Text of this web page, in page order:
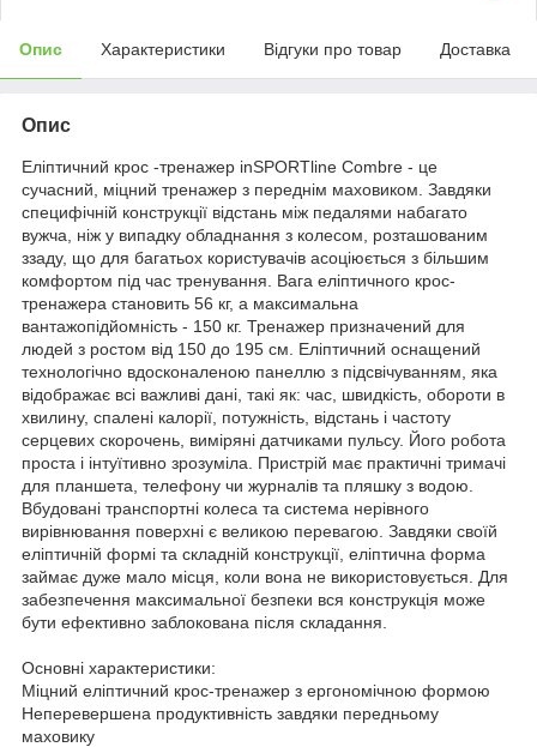
Опис Характеристики Відгуки про товар Доставка
Опис
Еліптичний крос -тренажер inSPORTline Combre - це
сучасний, міцний тренажер з переднім маховиком. Завдяки
специфічній конструкції відстань між педалями набагато
вужча, ніж у випадку обладнання з колесом, розташованим
ззаду, що для багатьох користувачів асоціюється з більшим
комфортом під час тренування. Вага еліптичного крос-
тренажера становить 56 кг, а максимальна
вантажопідйомність - 150 кг. Тренажер призначений для
людей з ростом від 150 до 195 см. Еліптичний оснащений
технологічно вдосконаленою панеллю з підсвічуванням, яка
відображає всі важливі дані, такі як: час, швидкість, обороти в
хвилину, спалені калорії, потужність, відстань і частоту
серцевих скорочень, виміряні датчиками пульсу. Його робота
проста і інтуїтивно зрозуміла. Пристрій має практичні тримачі
для планшета, телефону чи журналів та пляшку з водою.
Вбудовані транспортні колеса та система нерівного
вирівнювання поверхні є великою перевагою. Завдяки своїй
еліптичній формі та складній конструкції, еліптична форма
займає дуже мало місця, коли вона не використовується. Для
забезпечення максимальної безпеки вся конструкція може
бути ефективно заблокована після складання.
Основні характеристики:
Міцний еліптичний крос-тренажер з ергономічною формою
Неперевершена продуктивність завдяки передньому
маховику